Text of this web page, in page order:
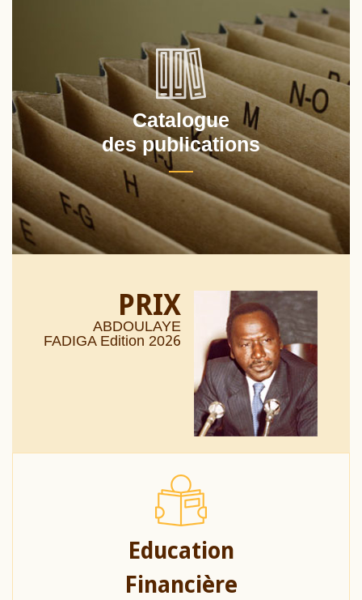
Catalogue
des publications
PRIX
ABDOULAYE
FADIGA Edition 2026
Education
Financière